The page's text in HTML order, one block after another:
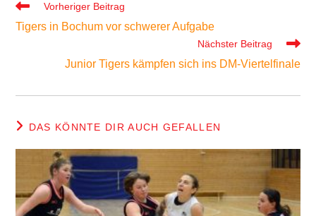
Weitere
ansehen
Vorheriger Beitrag
Tigers in Bochum vor schwerer Aufgabe
Nächster Beitrag
Junior Tigers kämpfen sich ins DM-Viertelfinale
DAS KÖNNTE DIR AUCH GEFALLEN